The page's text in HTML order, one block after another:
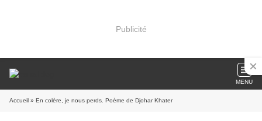
Publicité
MENU
Accueil » En colère, je nous perds. Poème de Djohar Khater